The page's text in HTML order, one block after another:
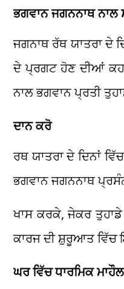
ਭਗਵਾਨ ਜਗਨਨਾਥ
ਜਗਨਾਥ ਰੱਥ ਯਾਤਰਾ ਦੇ
ਦੇ ਪ੍ਰਗਟ ਹੋਣ ਦੀਆਂ
ਨਾਲ ਭਗਵਾਨ ਪ੍ਰਤੀ
ਦਾਨ ਕਰੋ
ਰਥ ਯਾਤਰਾ ਦੇ ਦਿਨਾਂ
ਭਗਵਾਨ ਜਗਨਨਾਥ
ਖਾਸ ਕਰਕੇ, ਜੇਕਰ
ਕਾਰਜ ਦੀ ਸ਼ੁਰੂਆਤ ਵਿੱਚ
ਘਰ ਵਿੱਚ ਧਾਰਮਿਕ